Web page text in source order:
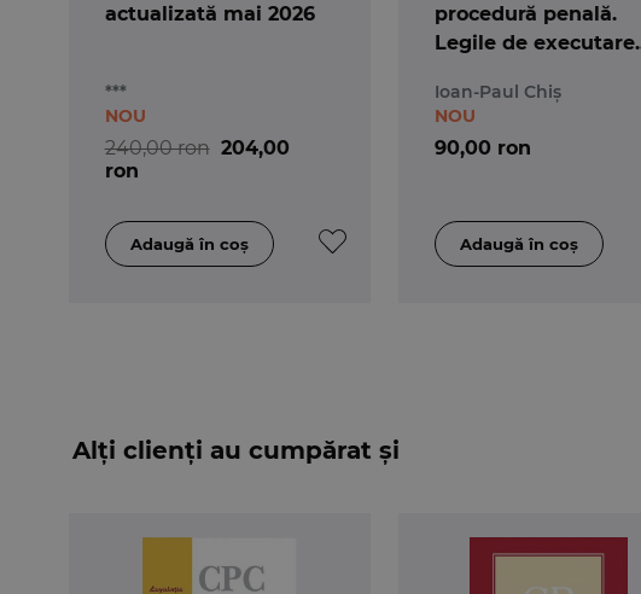
actualizată mai 2026
***
240,00 ron 204,00
ron
NOU
procedură penală.
Legile de executare.
- Spiralat
Ioan-Paul Chiș
90,00 ron
NOU
Alți clienți au cumpărat și